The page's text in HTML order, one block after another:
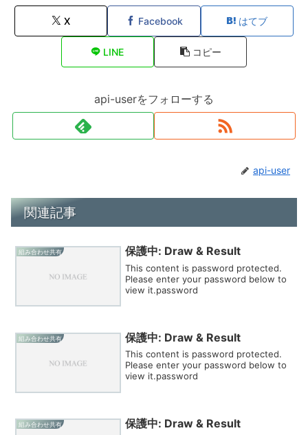
X Facebook はてブ
LINE コピー
api-userをフォローする
api-user
関連記事
組み合わせ共有 保護中: Draw & Result
This content is password protected.
Please enter your password below to
view it.password
組み合わせ共有 保護中: Draw & Result
This content is password protected.
Please enter your password below to
view it.password
組み合わせ共有 保護中: Draw & Result